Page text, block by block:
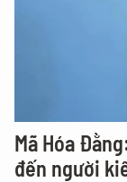
Mã Hóa
đến người